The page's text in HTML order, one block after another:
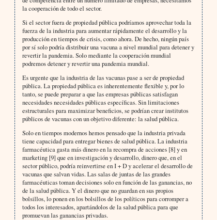
la cooperación de todo el sector.
Si el sector fuera de propiedad pública podríamos aprovechar toda la
fuerza de la industria para aumentar rápidamente el desarrollo y la
producción en tiempos de crisis, como ahora. De hecho, ningún país
por sí solo podría distribuir una vacuna a nivel mundial para detener y
revertir la pandemia. Solo mediante la cooperación mundial
podremos detener y revertir una pandemia mundial.
Es urgente que la industria de las vacunas pase a ser de propiedad
pública. La propiedad pública es inherentemente flexible y, por lo
tanto, se puede preparar a que las empresas públicas satisfagan
necesidades necesidades públicas específicas. Sin limitaciones
estructurales para maximizar beneficios, se podrían crear institutos
públicos de vacunas con un objetivo diferente: la salud pública.
Solo en tiempos modernos hemos pensado que la industria privada
tiene capacidad para entregar bienes de salud pública. La industria
farmacéutica gasta más dinero en la recompra de acciones [8] y en
marketing [9] que en investigación y desarrollo, dinero que, en el
sector público, podría reinvertirse en I + D y acelerar el desarrollo de
vacunas que salvan vidas. Las salas de juntas de las grandes
farmacéuticas toman decisiones solo en función de las ganancias, no
de la salud pública. Y el dinero que no guardan en sus propios
bolsillos, lo ponen en los bolsillos de los políticos para corromper a
todos los interesados, apartándolos de la salud pública para que
promuevan las ganancias privadas.